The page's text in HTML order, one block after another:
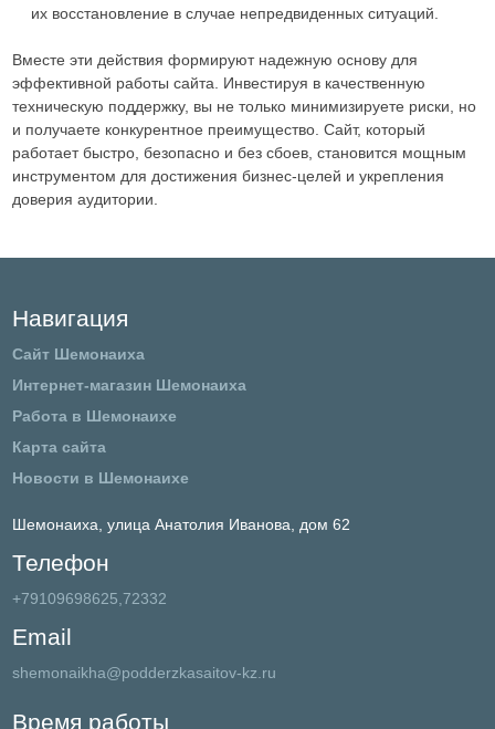
их восстановление в случае непредвиденных ситуаций.
Вместе эти действия формируют надежную основу для
эффективной работы сайта. Инвестируя в качественную
техническую поддержку, вы не только минимизируете риски, но
и получаете конкурентное преимущество. Сайт, который
работает быстро, безопасно и без сбоев, становится мощным
инструментом для достижения бизнес-целей и укрепления
доверия аудитории.
Навигация
Сайт Шемонаиха
Интернет-магазин Шемонаиха
Работа в Шемонаихе
Карта сайта
Новости в Шемонаихе
Шемонаиха, улица Анатолия Иванова, дом 62
Телефон
+79109698625,72332
Email
shemonaikha@podderzkasaitov-kz.ru
Время работы